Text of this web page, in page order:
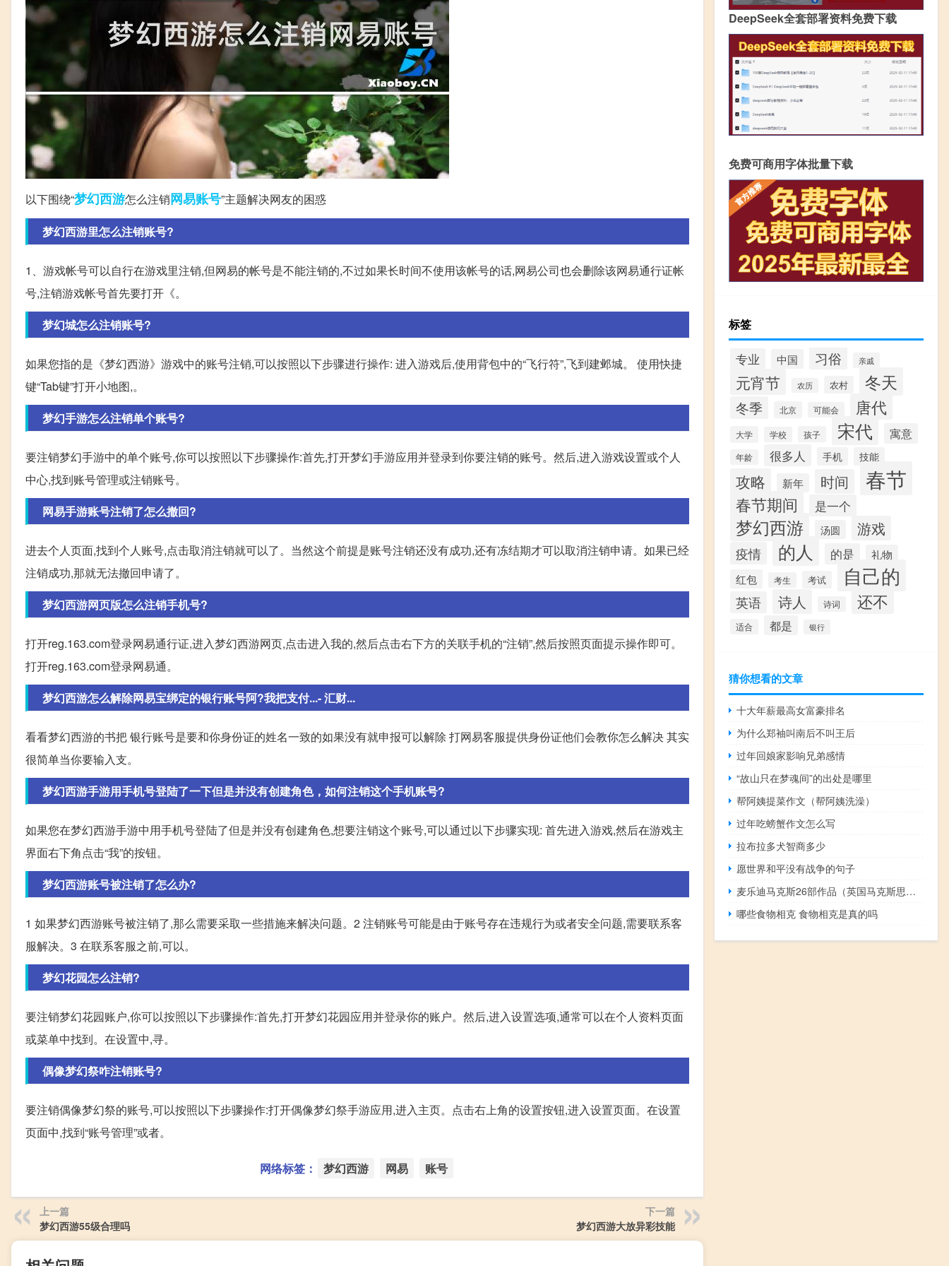
以下围绕“梦幻西游怎么注销网易账号”主题解决网友的困惑
梦幻西游里怎么注销账号?
1、游戏帐号可以自行在游戏里注销,但网易的帐号是不能注销的,不过如果长时间不使用该帐号的话,网易公司也会删除该网易通行证帐
号,注销游戏帐号首先要打开《。
梦幻城怎么注销账号?
如果您指的是《梦幻西游》游戏中的账号注销,可以按照以下步骤进行操作: 进入游戏后,使用背包中的“飞行符”,飞到建邺城。 使用快捷
键“Tab键”打开小地图,。
梦幻手游怎么注销单个账号?
要注销梦幻手游中的单个账号,你可以按照以下步骤操作:首先,打开梦幻手游应用并登录到你要注销的账号。然后,进入游戏设置或个人
中心,找到账号管理或注销账号。
网易手游账号注销了怎么撤回?
进去个人页面,找到个人账号,点击取消注销就可以了。当然这个前提是账号注销还没有成功,还有冻结期才可以取消注销申请。如果已经
注销成功,那就无法撤回申请了。
梦幻西游网页版怎么注销手机号?
打开reg.163.com登录网易通行证,进入梦幻西游网页,点击进入我的,然后点击右下方的关联手机的“注销”,然后按照页面提示操作即可。
打开reg.163.com登录网易通。
梦幻西游怎么解除网易宝绑定的银行账号阿?我把支付...- 汇财...
看看梦幻西游的书把 银行账号是要和你身份证的姓名一致的如果没有就申报可以解除 打网易客服提供身份证他们会教你怎么解决 其实
很简单当你要输入支。
梦幻西游手游用手机号登陆了一下但是并没有创建角色，如何注销这个手机账号?
如果您在梦幻西游手游中用手机号登陆了但是并没有创建角色,想要注销这个账号,可以通过以下步骤实现: 首先进入游戏,然后在游戏主
界面右下角点击“我”的按钮。
梦幻西游账号被注销了怎么办?
1 如果梦幻西游账号被注销了,那么需要采取一些措施来解决问题。2 注销账号可能是由于账号存在违规行为或者安全问题,需要联系客
服解决。3 在联系客服之前,可以。
梦幻花园怎么注销?
要注销梦幻花园账户,你可以按照以下步骤操作:首先,打开梦幻花园应用并登录你的账户。然后,进入设置选项,通常可以在个人资料页面
或菜单中找到。在设置中,寻。
偶像梦幻祭咋注销账号?
要注销偶像梦幻祭的账号,可以按照以下步骤操作:打开偶像梦幻祭手游应用,进入主页。点击右上角的设置按钮,进入设置页面。在设置
页面中,找到“账号管理”或者。
网络标签： 梦幻西游 网易 账号
上一篇
梦幻西游55级合理吗
下一篇
梦幻西游大放异彩技能
DeepSeek全套部署资料免费下载
免费可商用字体批量下载
标签
专业 中国 习俗 亲戚
元宵节 农历 农村 冬天
冬季 北京 可能会 唐代
大学 学校 孩子 宋代 寓意
年龄 很多人 手机 技能
攻略 新年 时间 春节
春节期间 是一个
梦幻西游 汤圆 游戏
疫情 的人 的是
礼物
红包
考生 考试 自己的
英语 诗人 诗词 还不
适合 都是 银行
猜你想看的文章
十大年薪最高女富豪排名
为什么郑袖叫南后不叫王后
过年回娘家影响兄弟感情
“故山只在梦魂间”的出处是哪里
帮阿姨提菜作文（帮阿姨洗澡）
过年吃螃蟹作文怎么写
拉布拉多犬智商多少
愿世界和平没有战争的句子
麦乐迪马克斯26部作品（英国马克斯思班塞公司简介）
哪些食物相克 食物相克是真的吗